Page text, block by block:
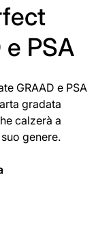
e PSA
GRAAD e PSA
gradata
calzerà a
genere.